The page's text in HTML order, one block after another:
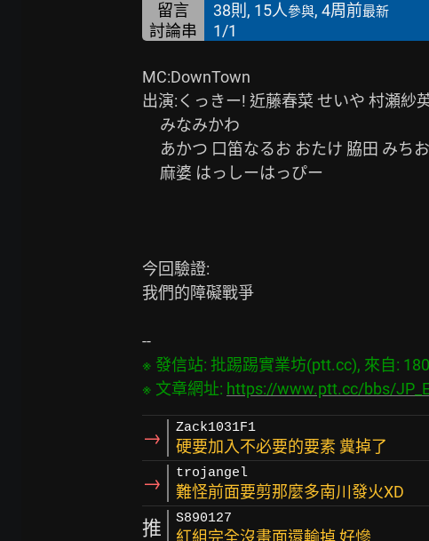
留言
38則, 15人參與, 4周前最新
討論串 1/1
MC:DownTown
出演:くっきー! 近藤春菜 せいや 村瀬紗
今回驗證:
我們的障礙戰爭
※ 發信站: 批踢踢實業坊(ptt.cc), 來自:
※ 文章網址: https://www.ptt.cc/bbs/
→ Zack1031F1
硬要加入不必要的要素 糞掉了
→ trojangel
難怪前面要剪那麼多南川發火XD
推 S890127
紅組完全沒畫面還輸掉 好慘